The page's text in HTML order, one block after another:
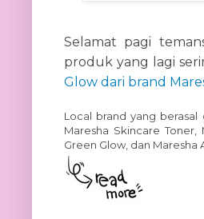
Selamat pagi
produk yang lagi
Glow dari brand
Local brand yang
Maresha Skincare
Green Glow, dan Maresha